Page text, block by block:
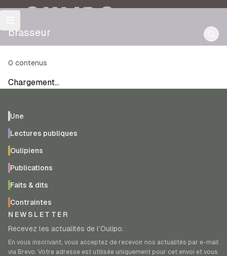
OULIPO
brasseur
0 contenus
Chargement…
Une
Lectures publiques
Oulipiens
Publications
Faits & dits
Contraintes
NEWSLETTER
Recevez les actualités de l’Oulipo.
En vous inscrivant, vous acceptez de recevoir nos actualités par e-mail
via Brevo. Votre adresse est utilisée uniquement pour cet envoi et vous